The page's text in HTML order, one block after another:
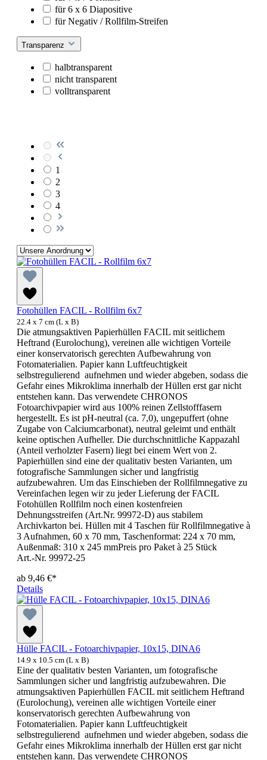
für 6 x 6 Diapositive
für Negativ / Rollfilm-Streifen
Transparenz
halbtransparent
nicht transparent
volltransparent
1
2
3
4
Fotohüllen FACIL - Rollfilm 6x7
22.4 x 7 cm (L x B)
Die atmungsaktiven Papierhüllen FACIL mit seitlichem
Heftrand (Eurolochung), vereinen alle wichtigen Vorteile
einer konservatorisch gerechten Aufbewahrung von
Fotomaterialien. Papier kann Luftfeuchtigkeit
selbstregulierend aufnehmen und wieder abgeben, sodass die
Gefahr eines Mikroklima innerhalb der Hüllen erst gar nicht
entstehen kann. Das verwendete CHRONOS
Fotoarchivpapier wird aus 100% reinen Zellstofffasern
hergestellt. Es ist pH-neutral (ca. 7,0), ungepuffert (ohne
Zugabe von Calciumcarbonat), neutral geleimt und enthält
keine optischen Aufheller. Die durchschnittliche Kappazahl
(Anteil verholzter Fasern) liegt bei einem Wert von 2.
Papierhüllen sind eine der qualitativ besten Varianten, um
fotografische Sammlungen sicher und langfristig
aufzubewahren. Um das Einschieben der Rollfilmnegative zu
Vereinfachen legen wir zu jeder Lieferung der FACIL
Fotohüllen Rollfilm noch einen kostenfreien
Dehnungsstreifen (Art.Nr. 99972-D) aus stabilem
Archivkarton bei. Hüllen mit 4 Taschen für Rollfilmnegative à
3 Aufnahmen, 60 x 70 mm, Taschenformat: 224 x 70 mm,
Außenmaß: 310 x 245 mmPreis pro Paket à 25 Stück
Art.-Nr. 99972-25
ab 9,46 €*
Details
Hülle FACIL - Fotoarchivpapier, 10x15, DINA6
14.9 x 10.5 cm (L x B)
Eine der qualitativ besten Varianten, um fotografische
Sammlungen sicher und langfristig aufzubewahren. Die
atmungsaktiven Papierhüllen FACIL mit seitlichem Heftrand
(Eurolochung), vereinen alle wichtigen Vorteile einer
konservatorisch gerechten Aufbewahrung von
Fotomaterialien. Papier kann Luftfeuchtigkeit
selbstregulierend aufnehmen und wieder abgeben, sodass die
Gefahr eines Mikroklima innerhalb der Hüllen erst gar nicht
entstehen kann. Das verwendete CHRONOS